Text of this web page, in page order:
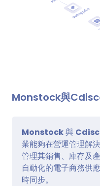
Monstock與
Monstock與
業能夠在營運管理解
管理其銷售、庫存及
自動化的電子商務供
時同步。